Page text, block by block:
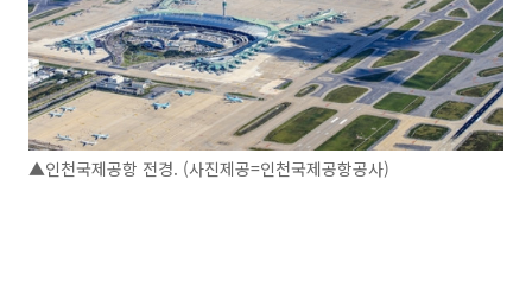
▲인천국제공항 전경. (사진제공=인천국제공항공사)